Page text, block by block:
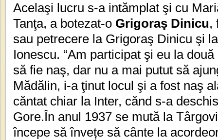
Acelaşi lucru s-a intămplat şi cu
Tanţa, a botezat-o Grigoraş Dinicu,
sau petrecere la Grigoraş Dinicu şi
Ionescu. “Am participat şi eu la
să fie naş, dar nu a mai putut să
Mădălin, i-a ţinut locul şi a fost naş
căntat chiar la Inter, cănd s-a
Gore.În anul 1937 se mută la
începe să învețe să cânte la